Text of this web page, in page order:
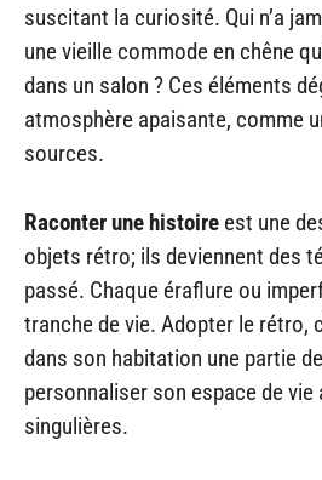
suscitant la curiosité. Qui n’a
une vieille commode en chêne
dans un salon ? Ces éléments
atmosphère apaisante, comme
sources.
Raconter une histoire est une
objets rétro; ils deviennent des
passé. Chaque éraflure ou
tranche de vie. Adopter le rétro,
dans son habitation une partie
personnaliser son espace de
singulières.